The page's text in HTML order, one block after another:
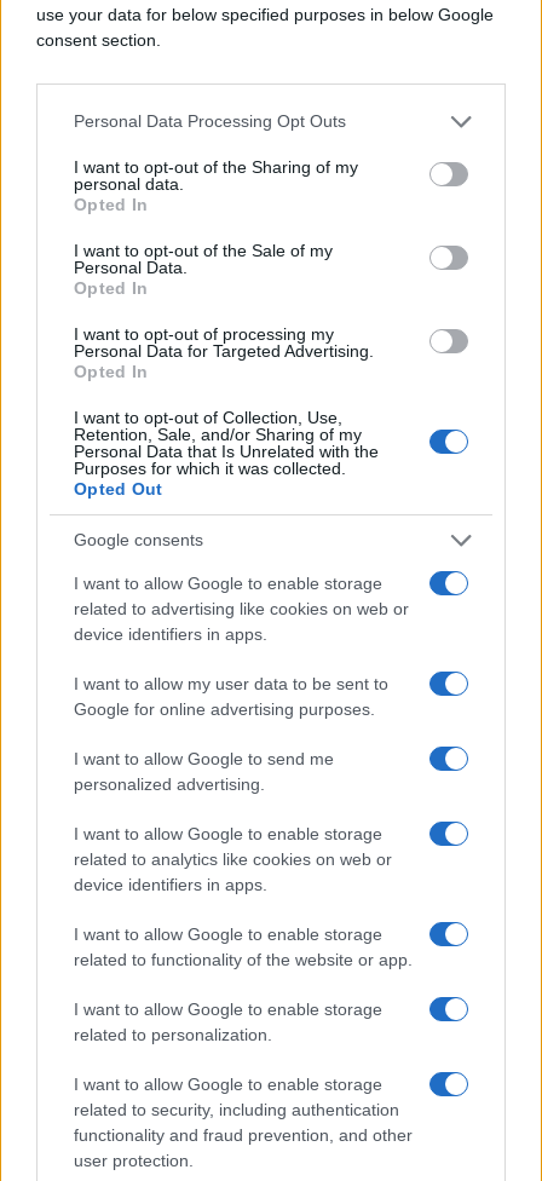
use your data for below specified purposes in below Google
consent section.
Personal Data Processing Opt Outs
I want to opt-out of the Sharing of my
personal data.
Opted In
I want to opt-out of the Sale of my
Personal Data.
Opted In
I want to opt-out of processing my
Personal Data for Targeted Advertising.
Opted In
I want to opt-out of Collection, Use,
Retention, Sale, and/or Sharing of my
Personal Data that Is Unrelated with the
Purposes for which it was collected.
Opted Out
Google consents
I want to allow Google to enable storage
related to advertising like cookies on web or
device identifiers in apps.
I want to allow my user data to be sent to
Google for online advertising purposes.
I want to allow Google to send me
personalized advertising.
I want to allow Google to enable storage
related to analytics like cookies on web or
device identifiers in apps.
I want to allow Google to enable storage
related to functionality of the website or app.
I want to allow Google to enable storage
related to personalization.
I want to allow Google to enable storage
related to security, including authentication
functionality and fraud prevention, and other
user protection.
#brak #muškarci #anketa
#PAPUČARI